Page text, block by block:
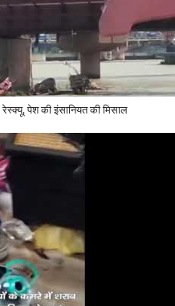
रेस्क्यू, पेश की इंसानियत की मिसाल